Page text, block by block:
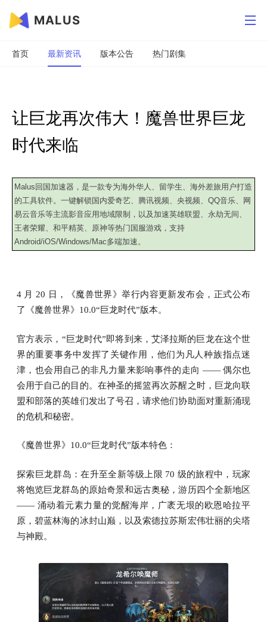
MALUS
首页 最新资讯 版本公告 热门剧集
让巨龙再次伟大！魔兽世界巨龙
时代来临
Malus回国加速器，是一款专为海外华人、留学生、海外差旅用户打造
的工具软件。一键解锁国内爱奇艺、腾讯视频、央视频、QQ音乐、网
易云音乐等主流影音应用地域限制，以及加速英雄联盟、永劫无间、
王者荣耀、和平精英、原神等热门国服游戏，支持
Android/iOS/Windows/Mac多端加速。
4 月 20 日，《魔兽世界》举行内容更新发布会，正式公布
了《魔兽世界》10.0“巨龙时代”版本。
官方表示，“巨龙时代”即将到来，艾泽拉斯的巨龙在这个世
界的重要事务中发挥了关键作用，他们为凡人种族指点迷
津，也会用自己的非凡力量来影响事件的走向 —— 偶尔也
会用于自己的目的。在神圣的摇篮再次苏醒之时，巨龙向联
盟和部落的英雄们发出了号召，请求他们协助面对重新涌现
的危机和秘密。
《魔兽世界》10.0“巨龙时代”版本特色：
探索巨龙群岛：在升至全新等级上限 70 级的旅程中，玩家
将饱览巨龙群岛的原始奇景和远古奥秘，游历四个全新地区
—— 涌动着元素力量的觉醒海岸，广袤无垠的欧恩哈拉平
原，碧蓝林海的冰封山巅，以及索德拉苏斯宏伟壮丽的尖塔
与神殿。